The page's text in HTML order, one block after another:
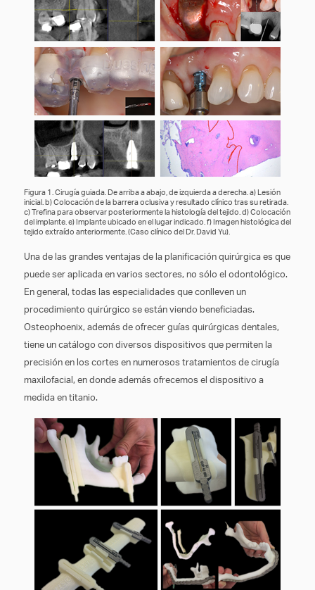
Figura 1. Cirugía guiada. De arriba a abajo, de izquierda a derecha. a) Lesión
inicial. b) Colocación de la barrera oclusiva y resultado clínico tras su retirada.
c) Trefina para observar posteriormente la histología del tejido. d) Colocación
del implante. e) Implante ubicado en el lugar indicado. f) Imagen histológica del
tejido extraído anteriormente. (Caso clínico del Dr. David Yu).
Una de las grandes ventajas de la planificación quirúrgica es que
puede ser aplicada en varios sectores, no sólo el odontológico.
En general, todas las especialidades que conlleven un
procedimiento quirúrgico se están viendo beneficiadas.
Osteophoenix, además de ofrecer guías quirúrgicas dentales,
tiene un catálogo con diversos dispositivos que permiten la
precisión en los cortes en numerosos tratamientos de cirugía
maxilofacial, en donde además ofrecemos el dispositivo a
medida en titanio.